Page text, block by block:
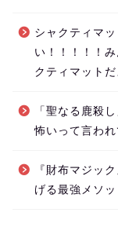
シャクティマ
い！！！！！
クティマットだ
「聖なる鹿殺
怖いって言わ
『財布マジッ
げる最強メソッ